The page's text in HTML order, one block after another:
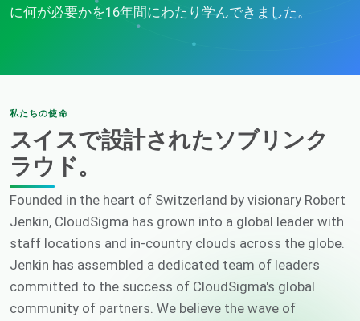
に何が必要かを16年間にわたり学んできました。
私たちの使命
スイスで設計されたソブリンク
ラウド。
Founded in the heart of Switzerland by visionary Robert
Jenkin, CloudSigma has grown into a global leader with
staff locations and in-country clouds across the globe.
Jenkin has assembled a dedicated team of leaders
committed to the success of CloudSigma's global
community of partners. We believe the wave of